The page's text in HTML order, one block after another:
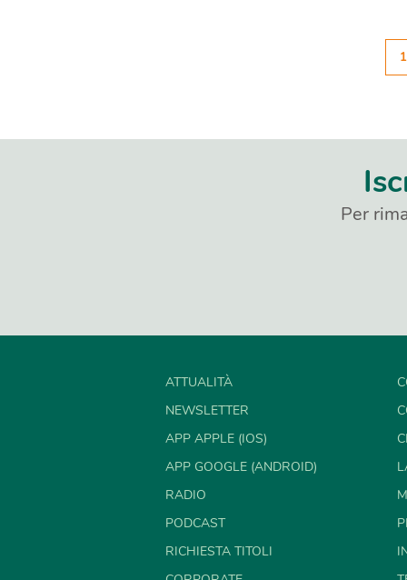
1
Per
ATTUALITÀ
NEWSLETTER
APP APPLE (IOS)
APP GOOGLE (ANDROID)
RADIO
PODCAST
RICHIESTA TITOLI